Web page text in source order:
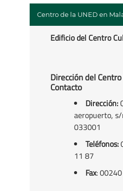
Centro de la UNED en
Edificio del Centro
Dirección del
Contacto
Dirección:
aeropuerto, s/
033001
Teléfonos:
11 87
Fax: